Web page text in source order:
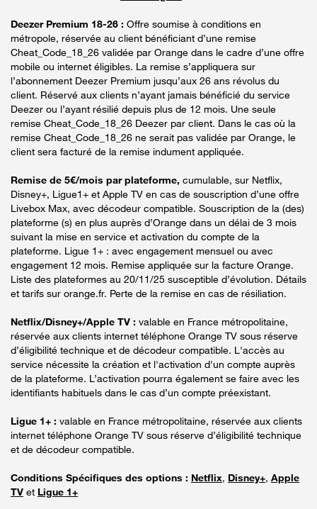
Deezer Premium 18-26 : Offre soumise à conditions en
métropole, réservée au client bénéficiant d’une remise
Cheat_Code_18_26 validée par Orange dans le cadre d’une offre
mobile ou internet éligibles. La remise s’appliquera sur
l’abonnement Deezer Premium jusqu’aux 26 ans révolus du
client. Réservé aux clients n’ayant jamais bénéficié du service
Deezer ou l’ayant résilié depuis plus de 12 mois. Une seule
remise Cheat_Code_18_26 Deezer par client. Dans le cas où la
remise Cheat_Code_18_26 ne serait pas validée par Orange, le
client sera facturé de la remise indument appliquée.
Remise de 5€/mois par plateforme, cumulable, sur Netflix,
Disney+, Ligue1+ et Apple TV en cas de souscription d’une offre
Livebox Max, avec décodeur compatible. Souscription de la (des)
plateforme (s) en plus auprès d’Orange dans un délai de 3 mois
suivant la mise en service et activation du compte de la
plateforme. Ligue 1+ : avec engagement mensuel ou avec
engagement 12 mois. Remise appliquée sur la facture Orange.
Liste des plateformes au 20/11/25 susceptible d’évolution. Détails
et tarifs sur orange.fr. Perte de la remise en cas de résiliation.
Netflix/Disney+/Apple TV : valable en France métropolitaine,
réservée aux clients internet téléphone Orange TV sous réserve
d’éligibilité technique et de décodeur compatible. L'accès au
service nécessite la création et l'activation d'un compte auprès
de la plateforme. L’activation pourra également se faire avec les
identifiants habituels dans le cas d’un compte préexistant.
Ligue 1+ : valable en France métropolitaine, réservée aux clients
internet téléphone Orange TV sous réserve d’éligibilité technique
et de décodeur compatible.
Conditions Spécifiques des options : Netflix, Disney+, Apple
TV et Ligue 1+